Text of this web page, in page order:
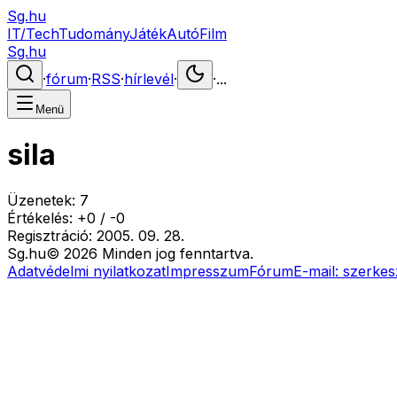
Sg.hu
IT/TechTudományJátékAutóFilm
Sg.hu
·fórum·RSS·hírlevél· ·...
Menü
sila
Üzenetek: 7
Értékelés: +0 / -0
Regisztráció: 2005. 09. 28.
Sg.hu© 2026 Minden jog fenntartva.
Adatvédelmi nyilatkozatImpresszumFórumE-mail: